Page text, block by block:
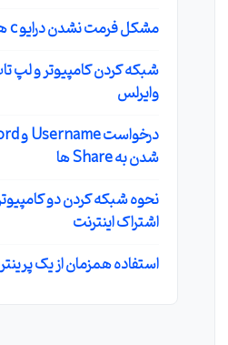
مشکل فرمت نشدن درایو c هنگام نصب ویندوز
شبکه کردن کامپیوتر و لپ
وایرلس
شدن به Share ها
اشتراک اینترنت
استفاده همزمان از یک